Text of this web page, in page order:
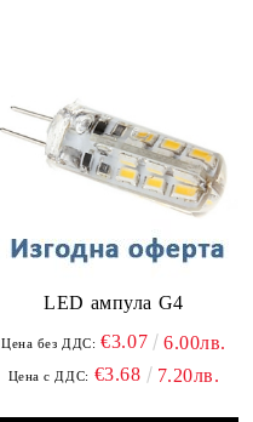
LED ампула G4
Цена без ДДС: €3.07 6.00лв.
Цена с ДДС: €3.68 7.20лв.